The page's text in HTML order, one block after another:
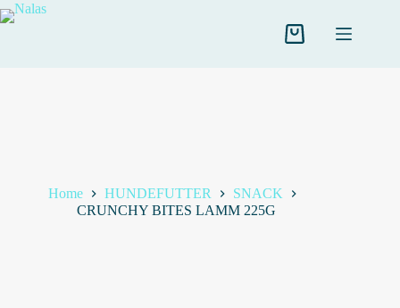
Salta
al
Carrello
Home HUNDEFUTTER
SNACK
CRUNCHY BITES LAMM 225G